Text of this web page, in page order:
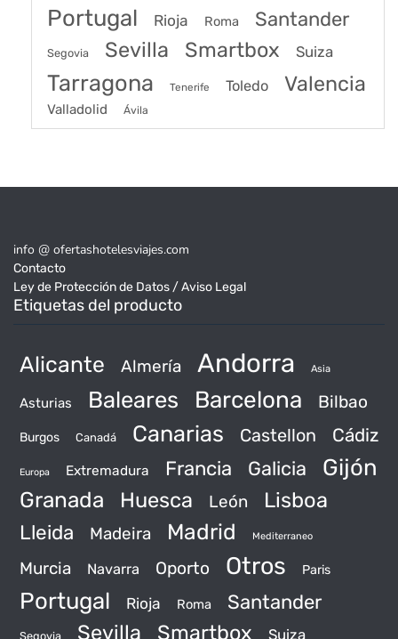
Portugal Rioja Roma Santander
Segovia Sevilla Smartbox Suiza
Tarragona Tenerife Toledo Valencia
Valladolid Ávila
info @ ofertashotelesviajes.com
Contacto
Ley de Protección de Datos / Aviso Legal
Etiquetas del producto
Alicante Almería Andorra Asia
Asturias Baleares Barcelona Bilbao
Burgos Canadá Canarias Castellon Cádiz
Europa Extremadura Francia Galicia Gijón
Granada Huesca León Lisboa
Lleida Madeira Madrid Mediterraneo
Murcia Navarra Oporto Otros Paris
Portugal Rioja Roma Santander
Segovia Sevilla Smartbox Suiza